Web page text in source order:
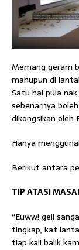
Memang geram
mahupun di
Satu hal pula
sebenarnya
dikongsikan oleh
Hanya
Berikut antara
TIP ATASI
“Euww! geli
tingkap, kat
tiap kali balik